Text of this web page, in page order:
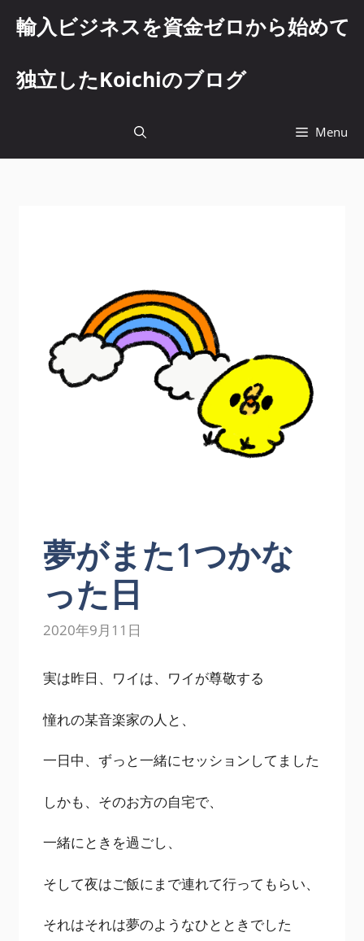
輸入ビジネスを資金ゼロから始めて
独立したKoichiのブログ
Menu
夢がまた1つかな
った日
2020年9月11日
実は昨日、ワイは、ワイが尊敬する
憧れの某音楽家の人と、
一日中、ずっと一緒にセッションしてました
しかも、そのお方の自宅で、
一緒にときを過ごし、
そして夜はご飯にまで連れて行ってもらい、
それはそれは夢のようなひとときでした